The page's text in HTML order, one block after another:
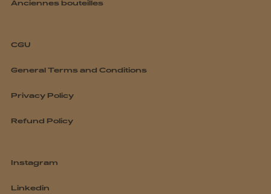
Anciennes bouteilles
CGU
General Terms and Conditions
Privacy Policy
Refund Policy
Instagram
Linkedin